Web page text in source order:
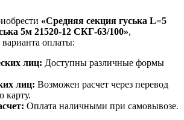
«Средняя секция гуська L=5
5м 21520-12 СКГ-63/100»,
оплаты:
лиц: Доступны различные формы
лиц: Возможен расчет через перевод
карту.
Оплата наличными при самовывозе.